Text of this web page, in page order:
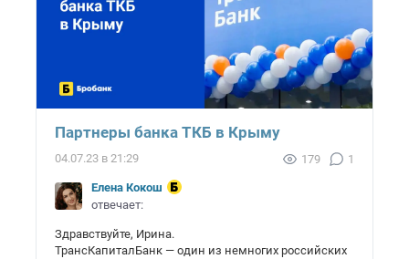
Партнеры банка ТКБ в Крыму
04.07.23 в 21:29 179 1
Елена Кокош
отвечает:
Здравствуйте, Ирина.
ТрансКапиталБанк — один из немногих российских